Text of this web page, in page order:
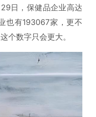
日，保健品企业高达
也有193067家，更不
个数字只会更大。